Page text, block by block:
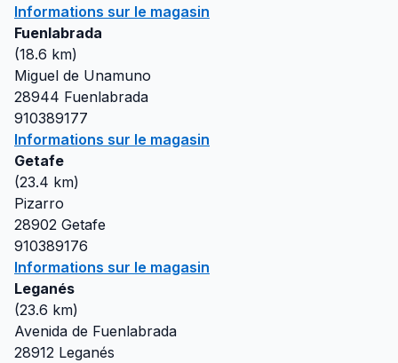
Informations sur le magasin
Fuenlabrada
(18.6 km)
Miguel de Unamuno
28944 Fuenlabrada
910389177
Informations sur le magasin
Getafe
(23.4 km)
Pizarro
28902 Getafe
910389176
Informations sur le magasin
Leganés
(23.6 km)
Avenida de Fuenlabrada
28912 Leganés